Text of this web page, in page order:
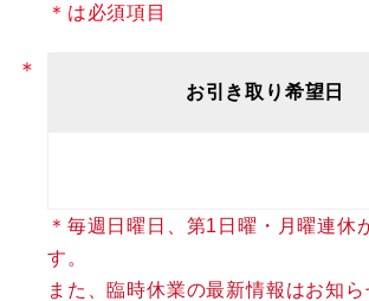
＊は必須項目
お引き取り希望日
＊毎週日曜日、第1日曜・月曜連休
す。
また、臨時休業の最新情報はお知